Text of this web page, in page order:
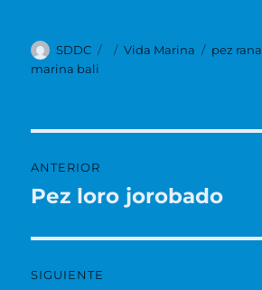
Autor
SDDC
Publicado
Categorías
Vida Marina Etiquetas
pez rana
marina bali
de
ANTERIOR
Entrada
Pez loro jorobado
SIGUIENTE